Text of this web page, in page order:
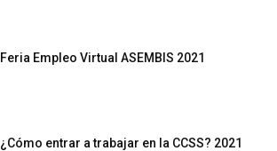
Feria Empleo Virtual ASEMBIS 2021
¿Cómo entrar a trabajar en la CCSS? 2021